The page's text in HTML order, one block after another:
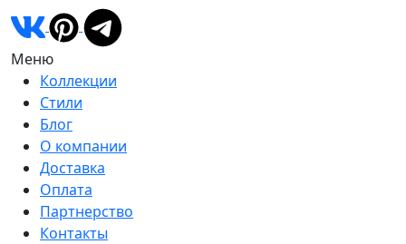
Меню
Коллекции
Стили
Блог
О компании
Доставка
Оплата
Партнерство
Контакты